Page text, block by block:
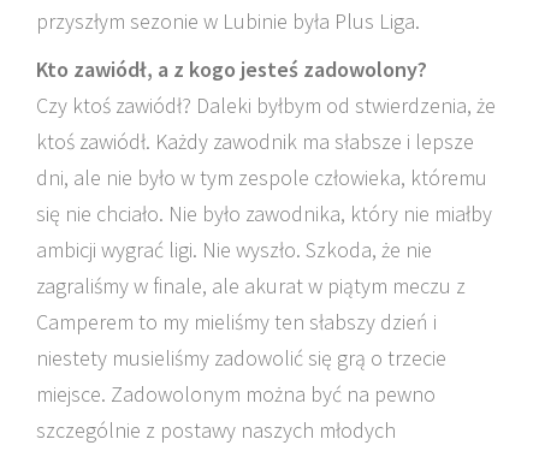
przyszłym sezonie w Lubinie była Plus Liga.
Kto zawiódł, a z kogo jesteś zadowolony?
Czy ktoś zawiódł? Daleki byłbym od stwierdzenia, że
ktoś zawiódł. Każdy zawodnik ma słabsze i lepsze
dni, ale nie było w tym zespole człowieka, któremu
się nie chciało. Nie było zawodnika, który nie miałby
ambicji wygrać ligi. Nie wyszło. Szkoda, że nie
zagraliśmy w finale, ale akurat w piątym meczu z
Camperem to my mieliśmy ten słabszy dzień i
niestety musieliśmy zadowolić się grą o trzecie
miejsce. Zadowolonym można być na pewno
szczególnie z postawy naszych młodych